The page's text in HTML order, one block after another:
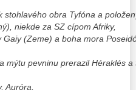
stohlavého obra Tyfóna a
niekde za SZ cípom Afriky,
Gaiy (Zeme) a boha mora
mýtu pevninu prerazil Héraklés
Auróra,